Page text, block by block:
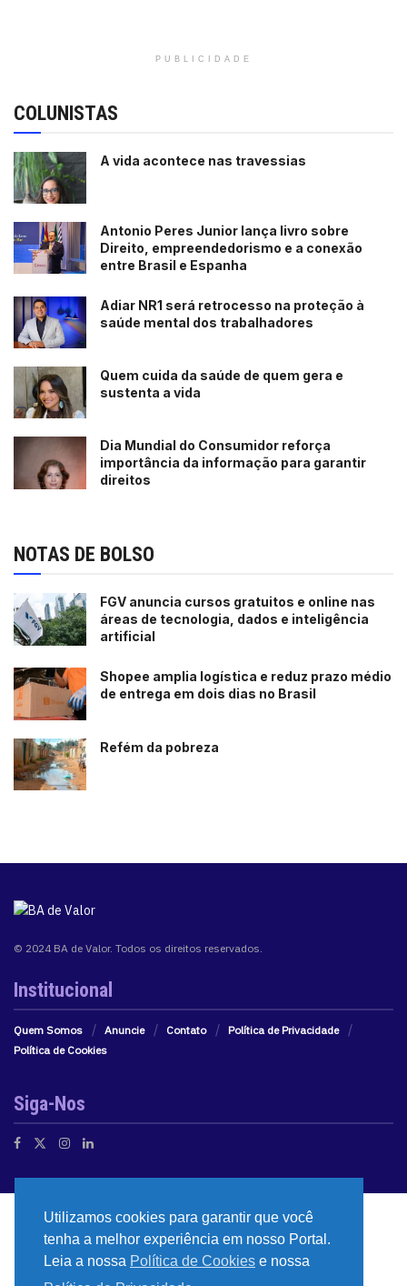
PUBLICIDADE
COLUNISTAS
A vida acontece nas travessias
Antonio Peres Junior lança livro sobre
Direito, empreendedorismo e a conexão
entre Brasil e Espanha
Adiar NR1 será retrocesso na proteção à
saúde mental dos trabalhadores
Quem cuida da saúde de quem gera e
sustenta a vida
Dia Mundial do Consumidor reforça
importância da informação para garantir
direitos
NOTAS DE BOLSO
FGV anuncia cursos gratuitos e online nas
áreas de tecnologia, dados e inteligência
artificial
Shopee amplia logística e reduz prazo médio
de entrega em dois dias no Brasil
Refém da pobreza
© 2024 BA de Valor. Todos os direitos reservados.
Institucional
Quem Somos Anuncie Contato
Política de Privacidade
Política de Cookies
Siga-Nos
Utilizamos cookies para garantir que você
tenha a melhor experiência em nosso Portal.
Leia a nossa Política de Cookies e nossa